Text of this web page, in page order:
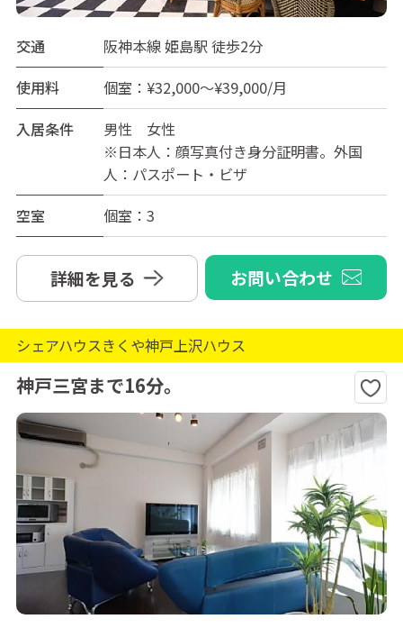
交通
阪神本線 姫島駅 徒歩2分
使用料
個室：¥32,000～¥39,000/月
入居条件
男性 女性
※日本人：顔写真付き身分証明書。外国
人：パスポート・ビザ
空室
個室：3
詳細を見る お問い合わせ
シェアハウスきくや神戸上沢ハウス
神戸三宮まで16分。